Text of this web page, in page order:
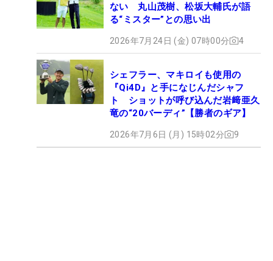
ない 丸山茂樹、松坂大輔氏が語
る“ミスター”との思い出
2026年7月24日 (金) 07時00分 4
シェフラー、マキロイも使用の
『Qi4D』と手になじんだシャフ
ト ショットが呼び込んだ岩﨑亜久
竜の“20バーディ”【勝者のギア】
2026年7月6日 (月) 15時02分 9